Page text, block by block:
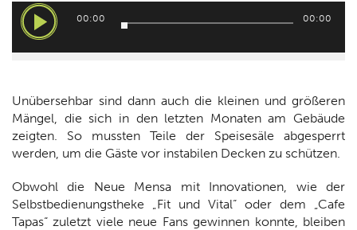
Audio-
Player
00:00 00:00
Unübersehbar sind dann auch die kleinen und größeren
Mängel, die sich in den letzten Monaten am Gebäude
zeigten. So mussten Teile der Speisesäle abgesperrt
werden, um die Gäste vor instabilen Decken zu schützen.
Obwohl die Neue Mensa mit Innovationen, wie der
Selbstbedienungstheke „Fit und Vital“ oder dem „Cafe
Tapas“ zuletzt viele neue Fans gewinnen konnte, bleiben